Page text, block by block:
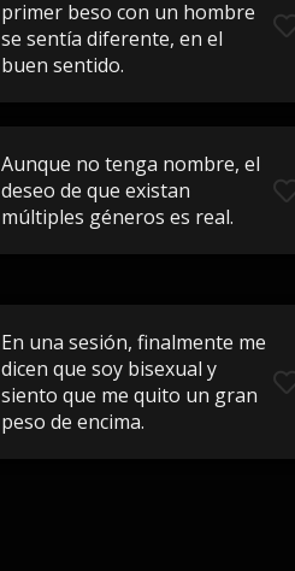
primer beso con un hombre
se sentía diferente, en el
buen sentido.
Aunque no tenga nombre, el
deseo de que existan
múltiples géneros es real.
En una sesión, finalmente me
dicen que soy bisexual y
siento que me quito un gran
peso de encima.